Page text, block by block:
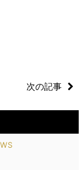
次の記事